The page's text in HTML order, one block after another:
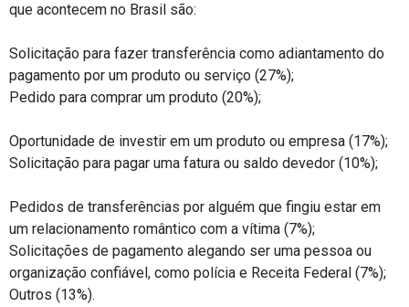
que acontecem no Brasil são:
Solicitação para fazer transferência como adiantamento do
pagamento por um produto ou serviço (27%);
Pedido para comprar um produto (20%);
Oportunidade de investir em um produto ou empresa (17%);
Solicitação para pagar uma fatura ou saldo devedor (10%);
Pedidos de transferências por alguém que fingiu estar em
um relacionamento romântico com a vítima (7%);
Solicitações de pagamento alegando ser uma pessoa ou
organização confiável, como polícia e Receita Federal (7%);
Outros (13%).